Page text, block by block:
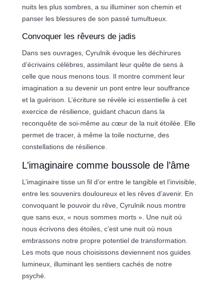
nuits les plus sombres, a su illuminer son chemin et
panser les blessures de son passé tumultueux.
Convoquer les rêveurs de jadis
Dans ses ouvrages, Cyrulnik évoque les déchirures
d’écrivains célèbres, assimilant leur quête de sens à
celle que nous menons tous. Il montre comment leur
imagination a su devenir un pont entre leur souffrance
et la guérison. L’écriture se révèle ici essentielle à cet
exercice de résilience, guidant chacun dans la
reconquête de soi-même au cœur de la nuit étoilée. Elle
permet de tracer, à même la toile nocturne, des
constellations de résilience.
L’imaginaire comme boussole de l’âme
L’imaginaire tisse un fil d’or entre le tangible et l’invisible,
entre les souvenirs douloureux et les rêves d’avenir. En
convoquant le pouvoir du rêve, Cyrulnik nous montre
que sans eux, « nous sommes morts ». Une nuit où
nous écrivons des étoiles, c’est une nuit où nous
embrassons notre propre potentiel de transformation.
Les mots que nous choisissons deviennent nos guides
lumineux, illuminant les sentiers cachés de notre
psyché.